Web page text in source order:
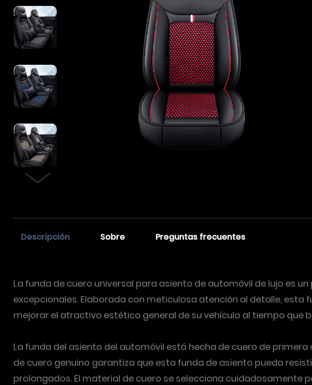
Descripción Sobre Preguntas frecuentes
La funda de cuero universal para asiento de automóvil de lujo es
excepcionales. Elaborada con meticulosa atención al detalle,
mejorar el atractivo estético general de su vehículo al tiempo que
La funda del asiento del automóvil está hecha de cuero de
de cuero genuino garantiza que esta funda de asiento pueda
prolongados. El material de cuero se selecciona cuidadosamente